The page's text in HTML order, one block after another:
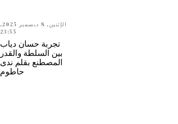
الإثنين, 8 ديسمبر 2025,
23:55
تجربة حسان دياب
بين السلطة والقدر
المصطنع بقلم ندى
حاطوم